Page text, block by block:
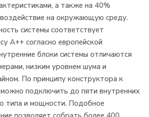
а также на 40%
на окружающую среду.
системы соответствует
А++ согласно европейской
блоки системы отличаются
низким уровнем шума и
По принципу конструктора к
подключить до пяти внутренних
типа и мощности. Подобное